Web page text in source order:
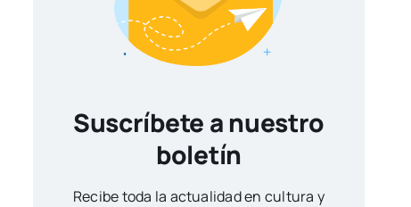
Suscríbete a nuestro
boletín
Reci­be toda la actua­li­dad en cul­tu­ra y